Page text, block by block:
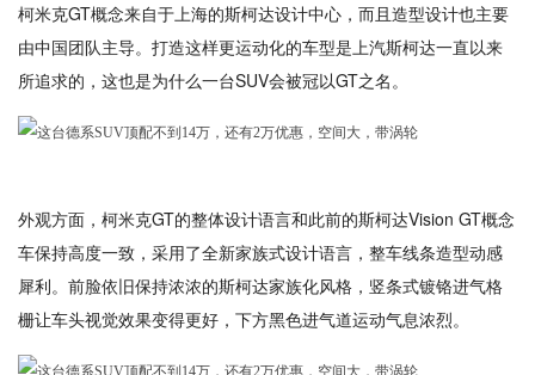
柯米克GT概念来自于上海的斯柯达设计中心，而且造型设计也主要
由中国团队主导。打造这样更运动化的车型是上汽斯柯达一直以来
所追求的，这也是为什么一台SUV会被冠以GT之名。
外观方面，柯米克GT的整体设计语言和此前的斯柯达Vision GT概念
车保持高度一致，采用了全新家族式设计语言，整车线条造型动感
犀利。前脸依旧保持浓浓的斯柯达家族化风格，竖条式镀铬进气格
栅让车头视觉效果变得更好，下方黑色进气道运动气息浓烈。